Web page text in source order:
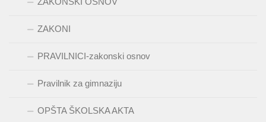
ZAKONI
PRAVILNICI-zakonski osnov
Pravilnik za gimnaziju
OPŠTA ŠKOLSKA AKTA